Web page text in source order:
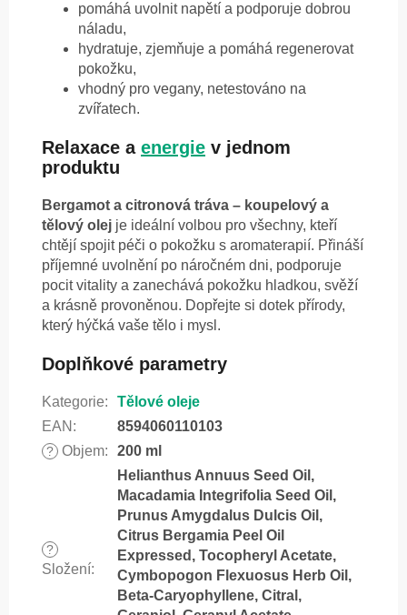
pomáhá uvolnit napětí a podporuje dobrou
náladu,
hydratuje, zjemňuje a pomáhá regenerovat
pokožku,
vhodný pro vegany, netestováno na
zvířatech.
Relaxace a energie v jednom
produktu
Bergamot a citronová tráva – koupelový a
tělový olej je ideální volbou pro všechny, kteří
chtějí spojit péči o pokožku s aromaterapií. Přináší
příjemné uvolnění po náročném dni, podporuje
pocit vitality a zanechává pokožku hladkou, svěží
a krásně provoněnou. Dopřejte si dotek přírody,
který hýčká vaše tělo i mysl.
Doplňkové parametry
Kategorie:
Tělové oleje
EAN : 8594060110103
? Objem: 200 ml
?
Složení:
Helianthus Annuus Seed Oil,
Macadamia Integrifolia Seed Oil,
Prunus Amygdalus Dulcis Oil,
Citrus Bergamia Peel Oil
Expressed, Tocopheryl Acetate,
Cymbopogon Flexuosus Herb Oil,
Beta-Caryophyllene, Citral,